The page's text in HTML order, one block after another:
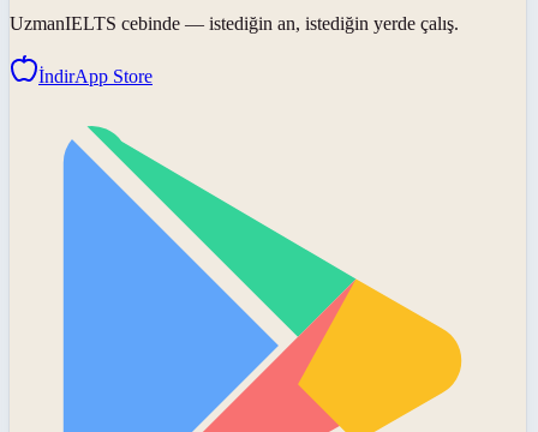
UzmanIELTS cebinde — istediğin an, istediğin yerde çalış.
İndirApp Store